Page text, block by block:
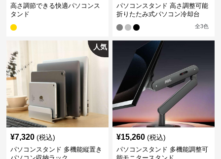
高さ調節できる快適パソコンス
タンド
パソコンスタンド 高さ調整可能
折りたたみ式パソコン冷却台
全3色
人気
¥7,320 (税込)
パソコンスタンド 多機能縦置き
¥15,260 (税込)
パソコンスタンド 多機能調整可